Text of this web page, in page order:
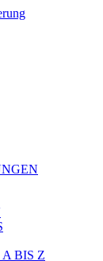
BIS Z